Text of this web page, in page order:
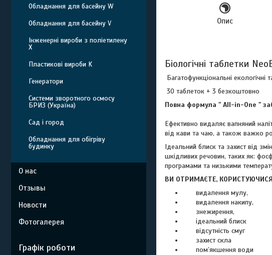
Опис
Біологічні таблетки
Багатофункціональні екологічні
30 таблеток + 3 безкоштовно
Повна формула " All-in-One "
Ефективно видаляє вапняний
від кави та чаю, а також важко
Ідеальний блиск та захист від
шкідливих речовин, таких як:
програмами та низькими
ВИ ОТРИМАЄТЕ,
видалення мулу,
видалення накипу,
знежирення,
ідеальний блиск
відсутність смуг
захист скла
пом’якшення води
Обладнання для басейну W
Обладнання для басейну V
Інженерні вироби з поліетилену
Х
Пластикові вироби K
Генератори
Системи зворотного осмосу
БРИЗ (Україна)
Сад і город
Обладнання для обігріву
будинку
О нас
Отзывы
Новости
Фотогалерея
Графік роботи